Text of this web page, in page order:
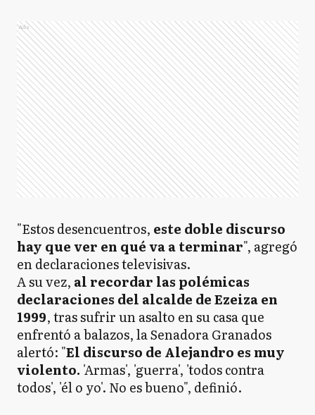
Ads
"Estos desencuentros, este doble discurso
hay que ver en qué va a terminar", agregó
en declaraciones televisivas.
A su vez, al recordar las polémicas
declaraciones del alcalde de Ezeiza en
1999, tras sufrir un asalto en su casa que
enfrentó a balazos, la Senadora Granados
alertó: "El discurso de Alejandro es muy
violento. 'Armas', 'guerra', 'todos contra
todos', 'él o yo'. No es bueno", definió.